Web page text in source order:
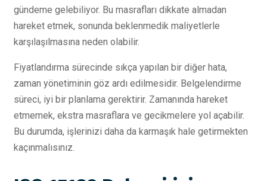
gündeme gelebiliyor. Bu masrafları dikkate almadan
hareket etmek, sonunda beklenmedik maliyetlerle
karşılaşılmasına neden olabilir.
Fiyatlandırma sürecinde sıkça yapılan bir diğer hata,
zaman yönetiminin göz ardı edilmesidir. Belgelendirme
süreci, iyi bir planlama gerektirir. Zamanında hareket
etmemek, ekstra masraflara ve gecikmelere yol açabilir.
Bu durumda, işlerinizi daha da karmaşık hale getirmekten
kaçınmalısınız.